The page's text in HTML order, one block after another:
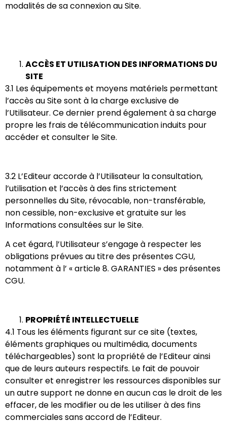
modalités de sa connexion au Site.
ACCÈS ET UTILISATION DES INFORMATIONS DU
SITE
3.1 Les équipements et moyens matériels permettant
l’accès au Site sont à la charge exclusive de
l’Utilisateur. Ce dernier prend également à sa charge
propre les frais de télécommunication induits pour
accéder et consulter le Site.
3.2 L’Editeur accorde à l’Utilisateur la consultation,
l’utilisation et l’accès à des fins strictement
personnelles du Site, révocable, non-transférable,
non cessible, non-exclusive et gratuite sur les
Informations consultées sur le Site.
A cet égard, l’Utilisateur s’engage à respecter les
obligations prévues au titre des présentes CGU,
notamment à l’ « ​article 8. GARANTIES​ » des présentes
CGU.
PROPRIÉTÉ INTELLECTUELLE
4.1 Tous les éléments figurant sur ce site (textes,
éléments graphiques ou multimédia, documents
téléchargeables) sont la propriété de l’Editeur ainsi
que de leurs auteurs respectifs. Le fait de pouvoir
consulter et enregistrer les ressources disponibles sur
un autre support ne donne en aucun cas le droit de les
effacer, de les modifier ou de les utiliser à des fins
commerciales sans accord de l’Editeur.